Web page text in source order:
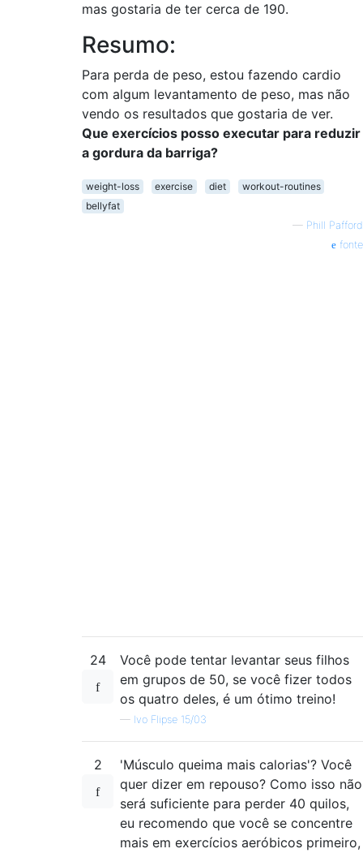
mas gostaria de ter cerca de 190.
Resumo:
Para perda de peso, estou fazendo cardio
com algum levantamento de peso, mas não
vendo os resultados que gostaria de ver.
Que exercícios posso executar para reduzir
a gordura da barriga?
weight-loss exercise diet
workout-routines
bellyfat
— Phill Pafford
fonte
24
Você pode tentar levantar seus filhos
em grupos de 50, se você fizer todos
os quatro deles, é um ótimo treino!
— Ivo Flipse 15/03
2
'Músculo queima mais calorias'? Você
quer dizer em repouso? Como isso não
será suficiente para perder 40 quilos,
eu recomendo que você se concentre
mais em exercícios aeróbicos primeiro,